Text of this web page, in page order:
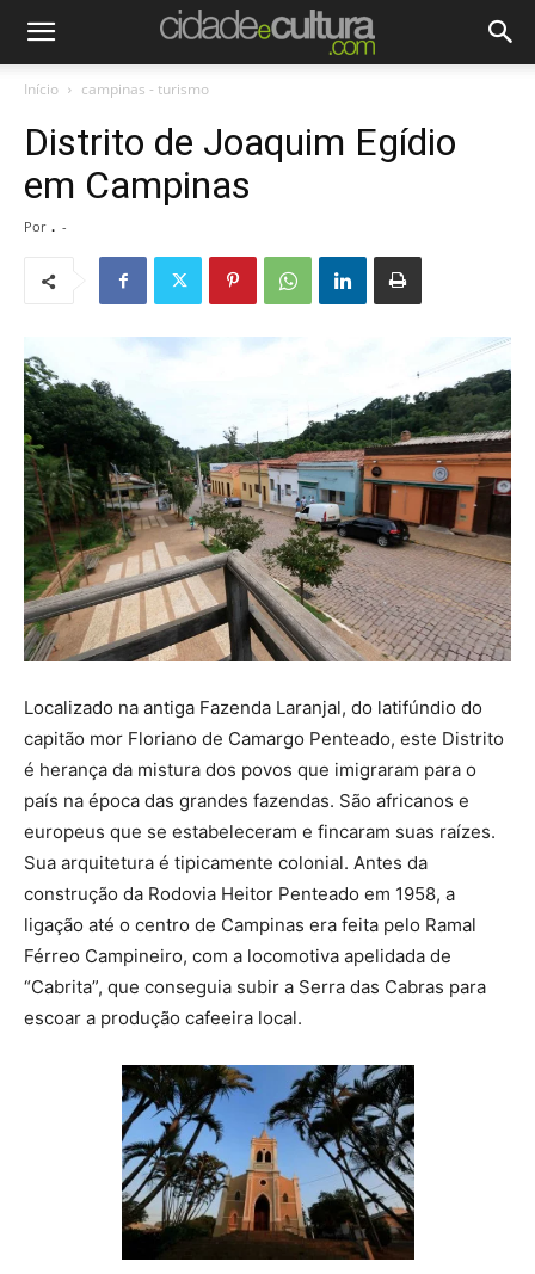
Início campinas - turismo
Distrito de Joaquim Egídio
em Campinas
Por . -
Localizado na antiga Fazenda Laranjal, do latifúndio do
capitão mor Floriano de Camargo Penteado, este Distrito
é herança da mistura dos povos que imigraram para o
país na época das grandes fazendas. São africanos e
europeus que se estabeleceram e fincaram suas raízes.
Sua arquitetura é tipicamente colonial. Antes da
construção da Rodovia Heitor Penteado em 1958, a
ligação até o centro de Campinas era feita pelo Ramal
Férreo Campineiro, com a locomotiva apelidada de
“Cabrita”, que conseguia subir a Serra das Cabras para
escoar a produção cafeeira local.